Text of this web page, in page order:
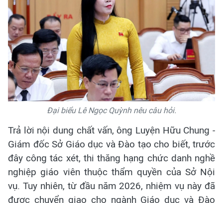
Đại biểu Lê Ngọc Quỳnh nêu câu hỏi.
Trả lời nội dung chất vấn, ông Luyện Hữu Chung -
Giám đốc Sở Giáo dục và Đào tạo cho biết, trước
đây công tác xét, thi thăng hạng chức danh nghề
nghiệp giáo viên thuộc thẩm quyền của Sở Nội
vụ. Tuy nhiên, từ đầu năm 2026, nhiệm vụ này đã
được chuyển giao cho ngành Giáo dục và Đào